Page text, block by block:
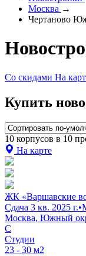
Москва →
Чертаново
Со скидами На
Купить
10 корпусов в 10
На карте
ЖК «Варшавские
Сдача 3 кв. 2025 г.•
Москва, Южный
C
Студии
23 - 30 м2